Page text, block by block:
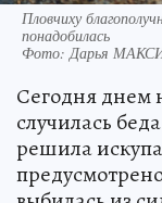
Пловчиху
понадобилась
Фото:Дарья
Сегодня днем
случилась
решила